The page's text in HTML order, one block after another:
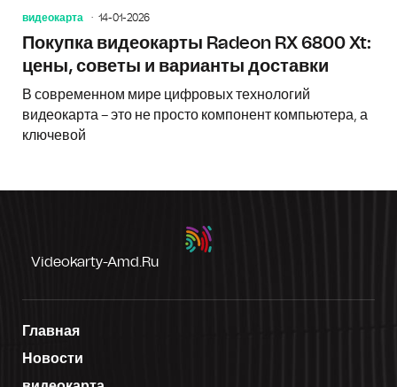
видеокарта 14-01-2026
Покупка видеокарты Radeon RX 6800 Xt:
цены, советы и варианты доставки
В современном мире цифровых технологий
видеокарта – это не просто компонент компьютера, а
ключевой
Videokarty-Amd.ru
Главная
Новости